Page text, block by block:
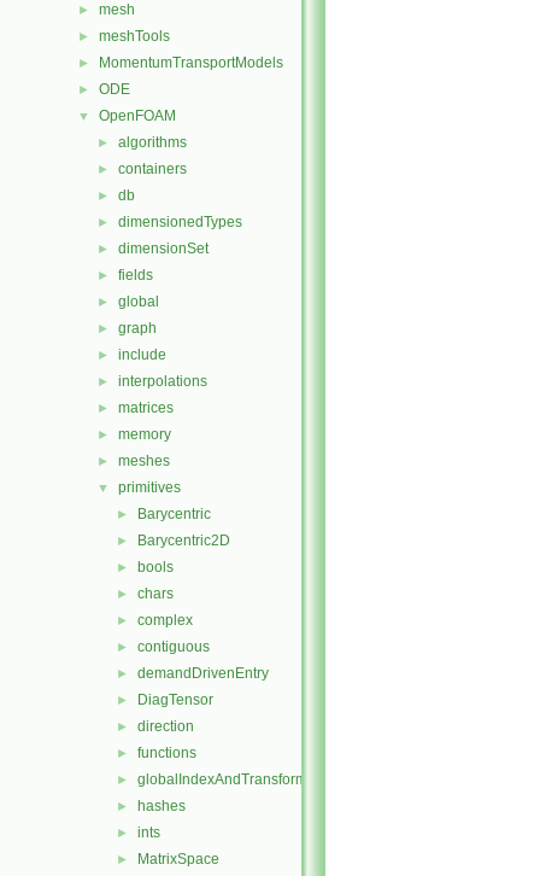
► mesh
► meshTools
► MomentumTransportModels
► ODE
▼ OpenFOAM
► algorithms
► containers
► db
► dimensionedTypes
► dimensionSet
► fields
► global
► graph
► include
► interpolations
► matrices
► memory
► meshes
▼ primitives
► Barycentric
► Barycentric2D
► bools
► chars
► complex
► contiguous
► demandDrivenEntry
► DiagTensor
► direction
► functions
► globalIndexAndTransform
► hashes
► ints
► MatrixSpace